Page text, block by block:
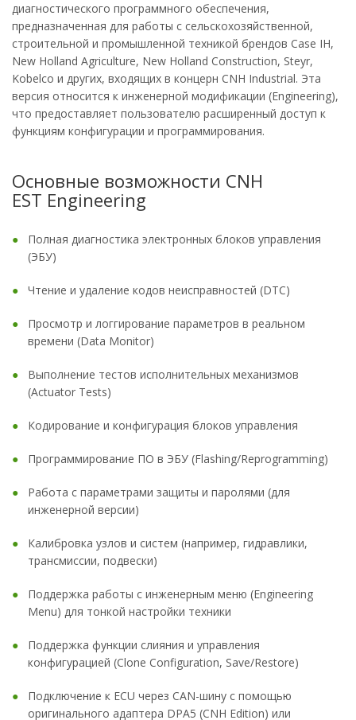
диагностического программного обеспечения,
предназначенная для работы с сельскохозяйственной,
строительной и промышленной техникой брендов Case IH,
New Holland Agriculture, New Holland Construction, Steyr,
Kobelco и других, входящих в концерн CNH Industrial. Эта
версия относится к инженерной модификации (Engineering),
что предоставляет пользователю расширенный доступ к
функциям конфигурации и программирования.
Основные возможности CNH
EST Engineering
Полная диагностика электронных блоков управления
(ЭБУ)
Чтение и удаление кодов неисправностей (DTC)
Просмотр и логгирование параметров в реальном
времени (Data Monitor)
Выполнение тестов исполнительных механизмов
(Actuator Tests)
Кодирование и конфигурация блоков управления
Программирование ПО в ЭБУ (Flashing/Reprogramming)
Работа с параметрами защиты и паролями (для
инженерной версии)
Калибровка узлов и систем (например, гидравлики,
трансмиссии, подвески)
Поддержка работы с инженерным меню (Engineering
Menu) для тонкой настройки техники
Поддержка функции слияния и управления
конфигурацией (Clone Configuration, Save/Restore)
Подключение к ECU через CAN-шину с помощью
оригинального адаптера DPA5 (CNH Edition) или